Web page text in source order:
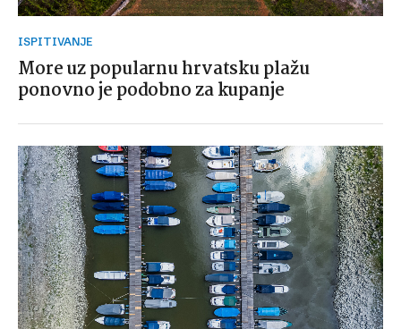
ISPITIVANJE
More uz popularnu hrvatsku plažu
ponovno je podobno za kupanje